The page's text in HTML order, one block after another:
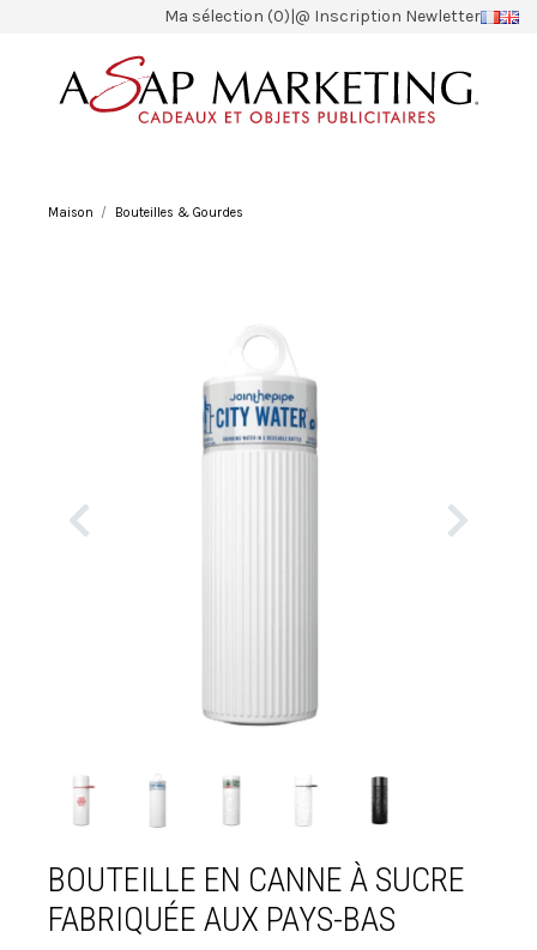
Ma sélection (0)|@ Inscription Newletter
Maison Bouteilles & Gourdes
BOUTEILLE EN CANNE À SUCRE
FABRIQUÉE AUX PAYS-BAS